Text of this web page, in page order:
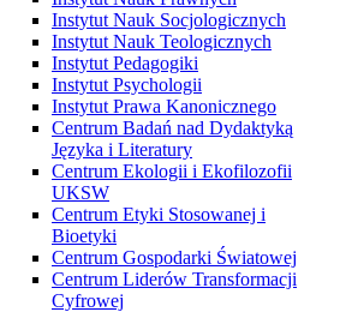
Instytut Nauk Socjologicznych
Instytut Nauk Teologicznych
Instytut Pedagogiki
Instytut Psychologii
Instytut Prawa Kanonicznego
Centrum Badań nad Dydaktyką
Języka i Literatury
Centrum Ekologii i Ekofilozofii
UKSW
Centrum Etyki Stosowanej i
Bioetyki
Centrum Gospodarki Światowej
Centrum Liderów Transformacji
Cyfrowej